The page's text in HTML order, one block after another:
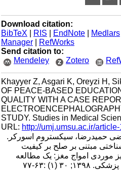
Download citation:
BibTeX
| RIS |EndNote |
Manager
|RefWorks
Send citation to:
Mendeley
Zotero
Khayyer Z, Asgari K, Oreyzi H,
OF PEACE-BASED
QUALITY WITH A CASE
STUDY. Studies in Medical
URL:http://umj.umsu.ac.ir/
حمیدرضا، سیکستروم اسورکر.
مبتنی بر صلح بر کیفیت
موردی امواج مغز: یک مطالعه
:۶۳-۷۷